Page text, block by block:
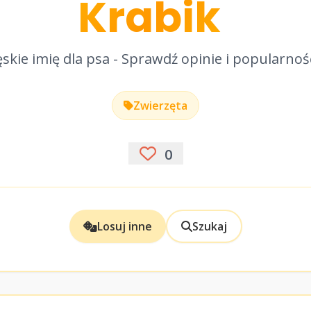
Krabik
imię dla psa - Sprawdź opinie i
Zwierzęta
0
Losuj inne Szukaj